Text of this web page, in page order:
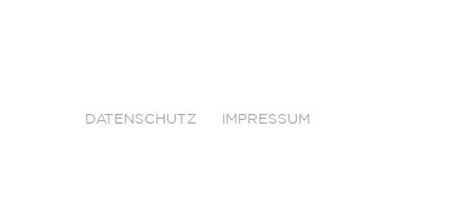
DATENSCHUTZ IMPRESSUM